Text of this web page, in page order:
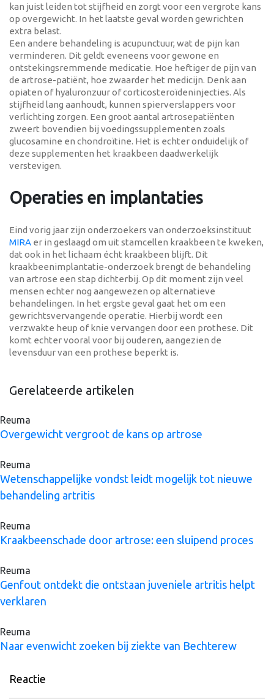
kan juist leiden tot stijfheid en zorgt voor een vergrote kans
op overgewicht. In het laatste geval worden gewrichten
extra belast.
Een andere behandeling is acupunctuur, wat de pijn kan
verminderen. Dit geldt eveneens voor gewone en
ontstekingsremmende medicatie. Hoe heftiger de pijn van
de artrose-patiënt, hoe zwaarder het medicijn. Denk aan
opiaten of hyaluronzuur of corticosteroïdeninjecties. Als
stijfheid lang aanhoudt, kunnen spierverslappers voor
verlichting zorgen. Een groot aantal artrosepatiënten
zweert bovendien bij voedingssupplementen zoals
glucosamine en chondroïtine. Het is echter onduidelijk of
deze supplementen het kraakbeen daadwerkelijk
verstevigen.
Operaties en implantaties
Eind vorig jaar zijn onderzoekers van onderzoeksinstituut
MIRA er in geslaagd om uit stamcellen kraakbeen te kweken,
dat ook in het lichaam écht kraakbeen blijft. Dit
kraakbeenimplantatie-onderzoek brengt de behandeling
van artrose een stap dichterbij. Op dit moment zijn veel
mensen echter nog aangewezen op alternatieve
behandelingen. In het ergste geval gaat het om een
gewrichtsvervangende operatie. Hierbij wordt een
verzwakte heup of knie vervangen door een prothese. Dit
komt echter vooral voor bij ouderen, aangezien de
levensduur van een prothese beperkt is.
Gerelateerde artikelen
Reuma
Overgewicht vergroot de kans op artrose
Reuma
Wetenschappelijke vondst leidt mogelijk tot nieuwe
behandeling artritis
Reuma
Kraakbeenschade door artrose: een sluipend proces
Reuma
Genfout ontdekt die ontstaan juveniele artritis helpt
verklaren
Reuma
Naar evenwicht zoeken bij ziekte van Bechterew
Reactie